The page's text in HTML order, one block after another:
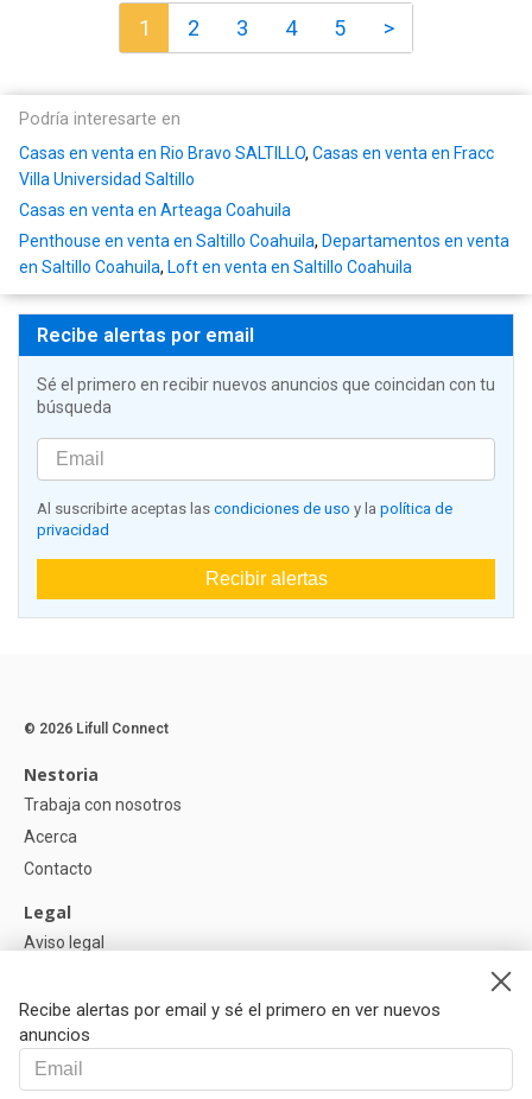
1 2 3 4 5 >
Podría interesarte en
Casas en venta en Rio Bravo SALTILLO, Casas en venta en Fracc
Villa Universidad Saltillo
Casas en venta en Arteaga Coahuila
Penthouse en venta en Saltillo Coahuila, Departamentos en venta
en Saltillo Coahuila, Loft en venta en Saltillo Coahuila
Recibe alertas por email
Sé el primero en recibir nuevos anuncios que coincidan con tu
búsqueda
Al suscribirte aceptas las condiciones de uso y la política de
privacidad
Recibir alertas
Recibe alertas por email y sé el primero en ver nuevos
anuncios
© 2026 Lifull Connect
Nestoria
Trabaja con nosotros
Acerca
Contacto
Legal
Aviso legal
Política de Cookies
Ayuda
Preguntas